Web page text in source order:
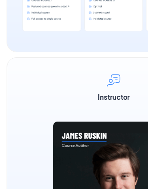
Instructor